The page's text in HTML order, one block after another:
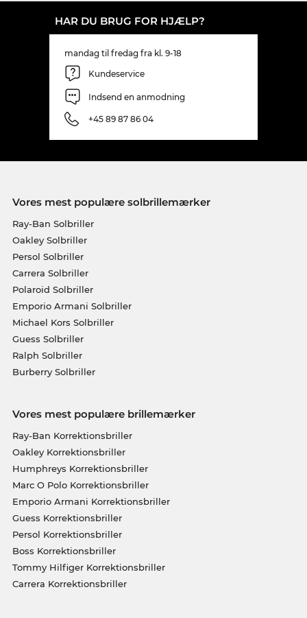
HAR DU BRUG FOR HJÆLP?
mandag til fredag fra kl. 9-18
Kundeservice
Indsend en anmodning
+45 89 87 86 04
Vores mest populære solbrillemærker
Ray-Ban Solbriller
Oakley Solbriller
Persol Solbriller
Carrera Solbriller
Polaroid Solbriller
Emporio Armani Solbriller
Michael Kors Solbriller
Guess Solbriller
Ralph Solbriller
Burberry Solbriller
Vores mest populære brillemærker
Ray-Ban Korrektionsbriller
Oakley Korrektionsbriller
Humphreys Korrektionsbriller
Marc O Polo Korrektionsbriller
Emporio Armani Korrektionsbriller
Guess Korrektionsbriller
Persol Korrektionsbriller
Boss Korrektionsbriller
Tommy Hilfiger Korrektionsbriller
Carrera Korrektionsbriller